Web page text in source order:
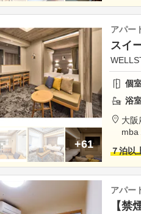
+61
アパー
スイ
個
浴
大阪
mba
７泊以
アパー
【禁